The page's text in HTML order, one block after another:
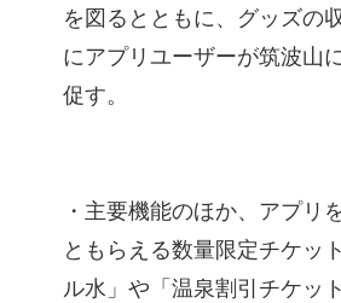
を図るとともに、グッズの
にアプリユーザーが筑波山
促す。
・主要機能のほか、アプリ
ともらえる数量限定チケッ
ル水」や「温泉割引チケッ